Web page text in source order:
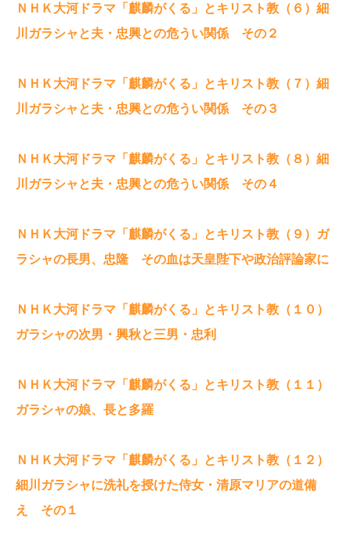
ＮＨＫ大河ドラマ「麒麟がくる」とキリスト教（６）細
川ガラシャと夫・忠興との危うい関係 その２
ＮＨＫ大河ドラマ「麒麟がくる」とキリスト教（７）細
川ガラシャと夫・忠興との危うい関係 その３
ＮＨＫ大河ドラマ「麒麟がくる」とキリスト教（８）細
川ガラシャと夫・忠興との危うい関係 その４
ＮＨＫ大河ドラマ「麒麟がくる」とキリスト教（９）ガ
ラシャの長男、忠隆 その血は天皇陛下や政治評論家に
ＮＨＫ大河ドラマ「麒麟がくる」とキリスト教（１０）
ガラシャの次男・興秋と三男・忠利
ＮＨＫ大河ドラマ「麒麟がくる」とキリスト教（１１）
ガラシャの娘、長と多羅
ＮＨＫ大河ドラマ「麒麟がくる」とキリスト教（１２）
細川ガラシャに洗礼を授けた侍女・清原マリアの道備
え その１